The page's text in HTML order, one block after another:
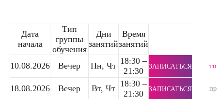
Дата
начала
Тип
группы
обучения
Дни
занятий
Время
занятий
10.08.2026 Вечер Пн, Чт 18:30 –
21:30
ЗАПИСАТЬСЯ
18.08.2026 Вечер Вт, Чт 18:30 –
21:30
ЗАПИСАТЬСЯ